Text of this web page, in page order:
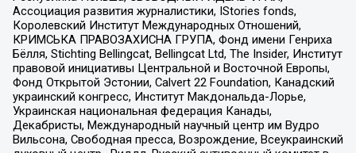
Ассоциация развития журналистики, IStories fonds,
Королевский Институт Международных Отношений,
КРИМСЬКА ПРАВОЗАХИСНА ГРУПА, Фонд имени Генриха
Бёлля, Stichting Bellingcat, Bellingcat Ltd, The Insider, Институт
правовой инициативы Центральной и Восточной Европы,
Фонд Открытой Эстонии, Calvert 22 Foundation, Канадский
украинский конгресс, Институт Макдональда-Лорье,
Украинская национальная федерация Канады,
Декабристы, Международный научный центр им Вудро
Вильсона, Свободная пресса, Возрождение, Всеукраинский